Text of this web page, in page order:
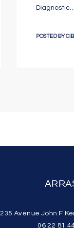
Diagnostic…
POSTED BY
235 Avenue John F
06 22 81